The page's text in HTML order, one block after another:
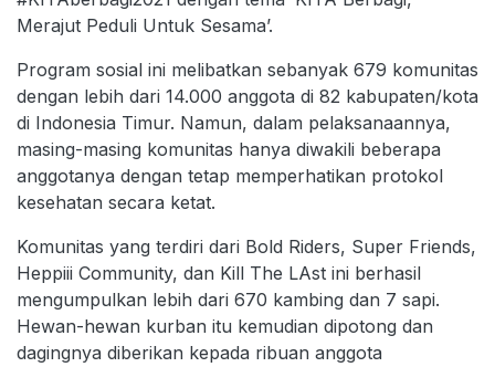
Merajut Peduli Untuk Sesama’.
Program sosial ini melibatkan sebanyak 679 komunitas
dengan lebih dari 14.000 anggota di 82 kabupaten/kota
di Indonesia Timur. Namun, dalam pelaksanaannya,
masing-masing komunitas hanya diwakili beberapa
anggotanya dengan tetap memperhatikan protokol
kesehatan secara ketat.
Komunitas yang terdiri dari Bold Riders, Super Friends,
Heppiii Community, dan Kill The LAst ini berhasil
mengumpulkan lebih dari 670 kambing dan 7 sapi.
Hewan-hewan kurban itu kemudian dipotong dan
dagingnya diberikan kepada ribuan anggota